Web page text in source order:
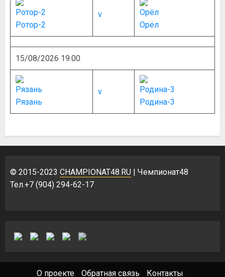
Ротор-2
v
Орёл
15/08/2026 19:00
Рязань
v
Родина-3
© 2015-2023 CHAMPIONAT48.RU | Чемпионат48
Тел.+7 (904) 294-62-17
О проекте Обратная связь Контакты